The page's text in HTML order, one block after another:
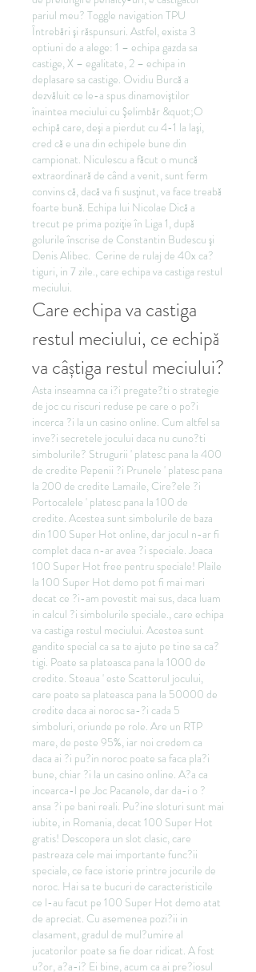
pariul meu? Toggle navigation TPU
Întrebări şi răspunsuri. Astfel, exista 3
optiuni de a alege: 1 – echipa gazda sa
castige, X – egalitate, 2 – echipa in
deplasare sa castige. Ovidiu Burcă a
dezvăluit ce le-a spus dinamoviştilor
înaintea meciului cu Şelimbăr &quot;O
echipă care, deşi a pierdut cu 4-1 la laşi,
cred că e una din echipele bune din
campionat. Niculescu a făcut o muncă
extraordinară de când a venit, sunt ferm
convins că, dacă va fi susţinut, va face treabă
foarte bună. Echipa lui Nicolae Dică a
trecut pe prima poziţie în Liga 1, după
golurile înscrise de Constantin Budescu şi
Denis Alibec.  Cerine de rulaj de 40x ca?
tiguri, in 7 zile., care echipa va castiga restul
meciului.
Care echipa va castiga
restul meciului, ce echipă
va câștiga restul meciului?
Asta inseamna ca i?i pregate?ti o strategie
de joc cu riscuri reduse pe care o po?i
incerca ?i la un casino online. Cum altfel sa
inve?i secretele jocului daca nu cuno?ti
simbolurile? Strugurii ' platesc pana la 400
de credite Pepenii ?i Prunele ' platesc pana
la 200 de credite Lamaile, Cire?ele ?i
Portocalele ' platesc pana la 100 de
credite. Acestea sunt simbolurile de baza
din 100 Super Hot online, dar jocul n-ar fi
complet daca n-ar avea ?i speciale. Joaca
100 Super Hot free pentru speciale! Plaile
la 100 Super Hot demo pot fi mai mari
decat ce ?i-am povestit mai sus, daca luam
in calcul ?i simbolurile speciale., care echipa
va castiga restul meciului. Acestea sunt
gandite special ca sa te ajute pe tine sa ca?
tigi. Poate sa plateasca pana la 1000 de
credite. Steaua ' este Scatterul jocului,
care poate sa plateasca pana la 50000 de
credite daca ai noroc sa-?i cada 5
simboluri, oriunde pe role. Are un RTP
mare, de peste 95%, iar noi credem ca
daca ai ?i pu?in noroc poate sa faca pla?i
bune, chiar ?i la un casino online. A?a ca
incearca-l pe Joc Pacanele, dar da-i o ?
ansa ?i pe bani reali. Pu?ine sloturi sunt mai
iubite, in Romania, decat 100 Super Hot
gratis! Descopera un slot clasic, care
pastreaza cele mai importante func?ii
speciale, ce face istorie printre jocurile de
noroc. Hai sa te bucuri de caracteristicile
ce l-au facut pe 100 Super Hot demo atat
de apreciat. Cu asemenea pozi?ii in
clasament, gradul de mul?umire al
jucatorilor poate sa fie doar ridicat. A fost
u?or, a?a-i? Ei bine, acum ca ai pre?iosul